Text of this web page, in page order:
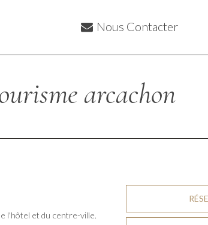
arcachon
Nous Contacter
l'hôtel et du centre-ville.